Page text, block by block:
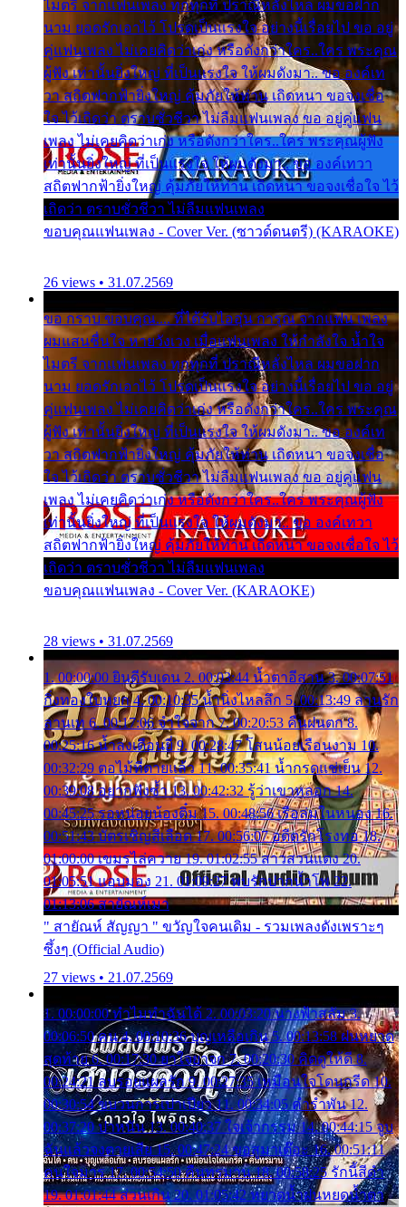
ไมตรี จากแฟนเพลง ทุกทุกที่ ปราณีหลั่งไหล ผมขอฝาก
นาม ยอดรักเอาไว้ โปรดเป็นแรงใจ อย่างนี้เรื่อยไป ขอ อยู่
คู่แฟนเพลง ไม่เคยคิดว่าเก่ง หรือดังกว่าใคร..ใคร พระคุณ
ผู้ฟัง เท่านั้นยิ่งใหญ่ ที่เป็นแรงใจ ให้ผมดังมา.. ขอ องค์เท
วา สถิตฟากฟ้ายิ่งใหญ่ คุ้มภัยให้ท่าน เถิดหนา ขอจงเชื่อ
ใจ ไว้เถิดว่า ตราบชั่วชีวา ไม่ลืมแฟนเพลง ขอ อยู่คู่แฟน
เพลง ไม่เคยคิดว่าเก่ง หรือดังกว่าใคร..ใคร พระคุณผู้ฟัง
เท่านั้นยิ่งใหญ่ ที่เป็นแรงใจ ให้ผมดังมา.. ขอ องค์เทวา
สถิตฟากฟ้ายิ่งใหญ่ คุ้มภัยให้ท่าน เถิดหนา ขอจงเชื่อใจ ไว้
เถิดว่า ตราบชั่วชีวา ไม่ลืมแฟนเพลง
ขอบคุณแฟนเพลง - Cover Ver. (ซาวด์ดนตรี) (KARAOKE)
26 views • 31.07.2569
ขอ กราบ ขอบคุณ.... ที่ได้รับไออุ่น การุณ จากแฟน เพลง
ผมแสนชื่นใจ หายวังเวง เมื่อแฟนเพลง ให้กำลังใจ น้ำใจ
ไมตรี จากแฟนเพลง ทุกทุกที่ ปราณีหลั่งไหล ผมขอฝาก
นาม ยอดรักเอาไว้ โปรดเป็นแรงใจ อย่างนี้เรื่อยไป ขอ อยู่
คู่แฟนเพลง ไม่เคยคิดว่าเก่ง หรือดังกว่าใคร..ใคร พระคุณ
ผู้ฟัง เท่านั้นยิ่งใหญ่ ที่เป็นแรงใจ ให้ผมดังมา.. ขอ องค์เท
วา สถิตฟากฟ้ายิ่งใหญ่ คุ้มภัยให้ท่าน เถิดหนา ขอจงเชื่อ
ใจ ไว้เถิดว่า ตราบชั่วชีวา ไม่ลืมแฟนเพลง ขอ อยู่คู่แฟน
เพลง ไม่เคยคิดว่าเก่ง หรือดังกว่าใคร..ใคร พระคุณผู้ฟัง
เท่านั้นยิ่งใหญ่ ที่เป็นแรงใจ ให้ผมดังมา.. ขอ องค์เทวา
สถิตฟากฟ้ายิ่งใหญ่ คุ้มภัยให้ท่าน เถิดหนา ขอจงเชื่อใจ ไว้
เถิดว่า ตราบชั่วชีวา ไม่ลืมแฟนเพลง
ขอบคุณแฟนเพลง - Cover Ver. (KARAOKE)
28 views • 31.07.2569
1. 00:00:00 ยินดีรับเดน 2. 00:03:44 น้ำตาอีสาน 3. 00:07:51
กิ่งทองใบหยก 4. 00:10:35 น้ำนิ่งไหลลึก 5. 00:13:49 ลานรัก
ลานเท 6. 00:17:06 จำใจจาก 7. 00:20:53 คืนฝนตก 8.
00:25:16 น้ำลงเดือนยี่ 9. 00:28:47 โสนน้อยเรือนงาม 10.
00:32:29 ตอไม้ที่ตายแล้ว 11. 00:35:41 น้ำกรดแช่เย็น 12.
00:39:08 อยากฟังซ้ำ 13. 00:42:32 รู้ว่าเขาหลอก 14.
00:45:25 รอหน่อยน้องติ๋ม 15. 00:48:56 เรือล่มในหนอง 16.
00:51:43 บัตรเชิญสีเลือด 17. 00:56:07 อดีตรักโรงทอ 18.
01:00:00 เขมรไล่ควาย 19. 01:02:55 สาวสวนแตง 20.
01:05:51 แอบมอง 21. 01:09:27 พบรักปากน้ำโพ 22.
01:13:06 สายัณห์เมา
" สายัณห์ สัญญา " ขวัญใจคนเดิม - รวมเพลงดังเพราะๆ
ซึ้งๆ (Official Audio)
27 views • 21.07.2569
1. 00:00:00 ทำไมทำฉันได้ 2. 00:03:20 นางฟ้าสลัม 3.
00:06:50 คน 4. 00:10:36 บุญเหลือเกิน 5. 00:13:58 ฝนหยาด
สุดท้าย 6. 00:17:30 ยาใจยาจก 7. 00:20:30 คิดดูให้ดี 8.
00:24:21 ลบรอยแผลรัก 9. 00:27:35 เหมือนใจโดนกรีด 10.
00:30:54 ขบวนการเปาเปียว 11. 00:34:05 คำรำพัน 12.
00:37:20 ปาหนัน 13. 00:40:37 ใจเจ้ากรรม 14. 00:44:15 จูบ
ฉันแล้วจงตายเสีย 15. 00:47:24 ขอสูมาเต๊อะ 16. 00:51:11
คนใจมาร 17. 00:54:50 คืนทรมาน 18. 00:58:25 รักนี้สีดำ
19. 01:01:44 ส่วนเกิน 20. 01:05:42 หยาดน้ำฝนหยดน้ำตา